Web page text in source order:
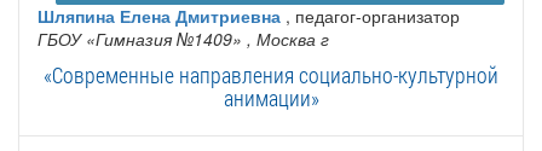
Шляпина Елена Дмитриевна , педагог-организатор
ГБОУ «‎Гимназия №1409» , Москва г
«Современные направления социально-культурной
анимации»